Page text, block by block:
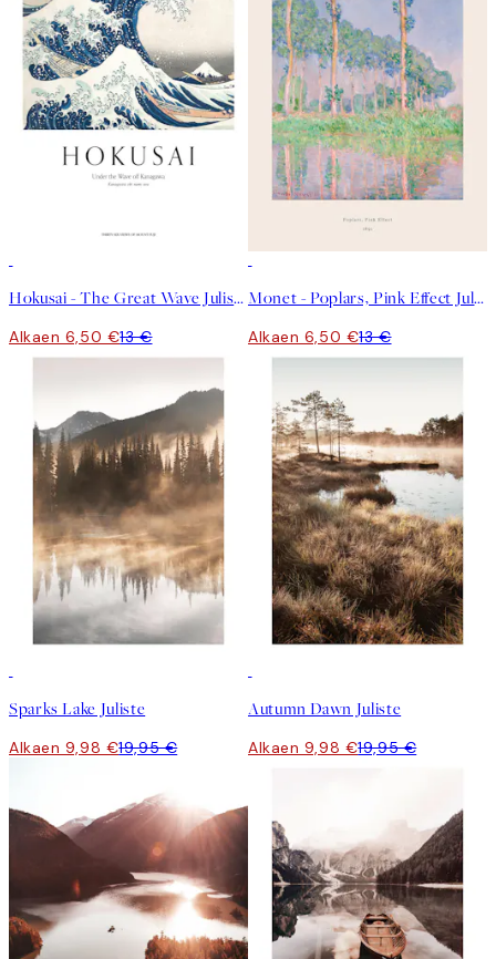
Hokusai - The Great Wave Juliste
Alkaen 6,50 €13 €
Monet - Poplars, Pink Effect Juliste
Alkaen 6,50 €13 €
Sparks Lake Juliste
Alkaen 9,98 €19,95 €
Autumn Dawn Juliste
Alkaen 9,98 €19,95 €